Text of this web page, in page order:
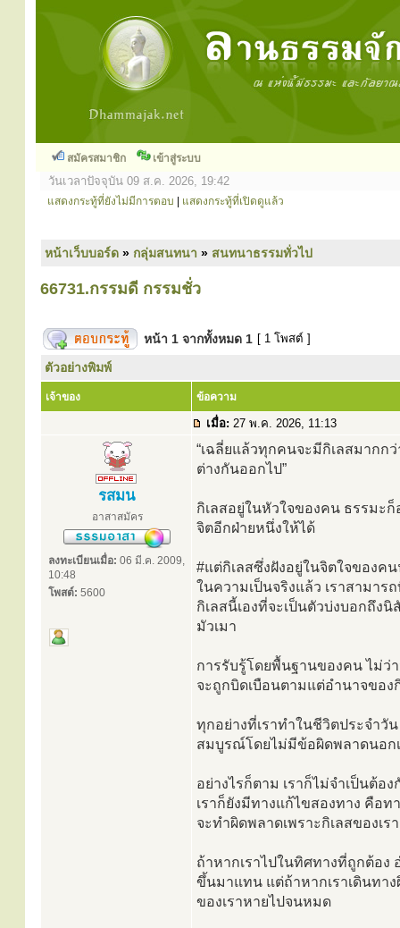
สมัครสมาชิก เข้าสู่ระบบ
วันเวลาปัจจุบัน 09 ส.ค. 2026, 19:42
แสดงกระทู้ที่ยังไม่มีการตอบ แสดงกระทู้ที่เปิดดูแล้ว
หน้าเว็บบอร์ด » กลุ่มสนทนา » สนทนาธรรมทั่วไป
66731.กรรมดี กรรมชั่ว
หน้า 1 จากทั้งหมด 1 [ 1 โพสต์ ]
ตัวอย่างพิมพ์
เจ้าของ ข้อความ
เมื่อ: 27 พ.ค. 2026, 11:13
รสมน
อาสาสมัคร
ลงทะเบียนเมื่อ: 06 มี.ค. 2009,
10:48
โพสต์: 5600
“เฉลี่ยแล้วทุกคนจะมีกิเลสมากก
ต่างกันออกไป”
กิเลสอยู่ในหัวใจของคน ธรรมะ
จิตอีกฝ่ายหนึ่งให้ได้
#แต่กิเลสซึ่งฝังอยู่ในจิตใจของ
ในความเป็นจริงแล้ว เราสามา
กิเลสนี้เองที่จะเป็นตัวบ่งบอกถึ
มัวเมา
การรับรู้โดยพื้นฐานของคน ไม่ว่
จะถูกบิดเบือนตามแต่อำนาจของ
ทุกอย่างที่เราทำในชีวิตประจำวั
สมบูรณ์โดยไม่มีข้อผิดพลาดนอก
อย่างไรก็ตาม เราก็ไม่จำเป็นต้อ
เราก็ยังมีทางแก้ไขสองทาง คือท
จะทำผิดพลาดเพราะกิเลสของเร
ถ้าหากเราไปในทิศทางที่ถูกต้อง
ขึ้นมาแทน แต่ถ้าหากเราเดินทา
ของเราหายไปจนหมด